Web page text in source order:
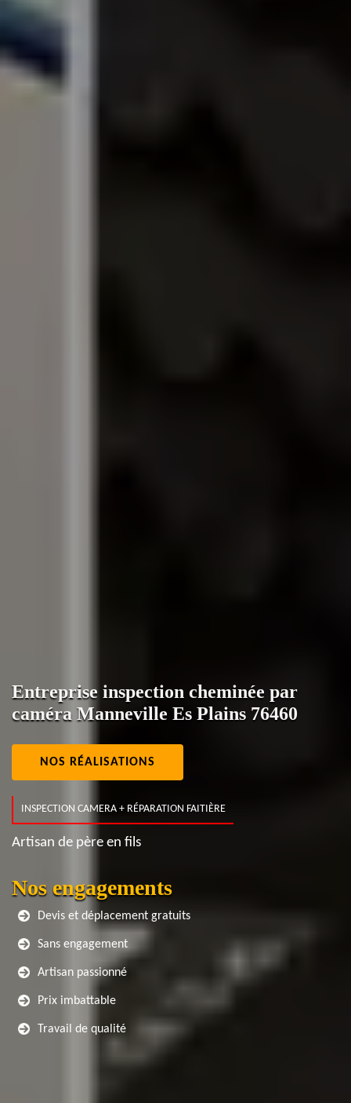
Entreprise inspection cheminée par
caméra Manneville Es Plains 76460
NOS RÉALISATIONS
INSPECTION CAMERA + RÉPARATION FAITIÈRE
Artisan de père en fils
Nos engagements
Devis et déplacement gratuits
Sans engagement
Artisan passionné
Prix imbattable
Travail de qualité